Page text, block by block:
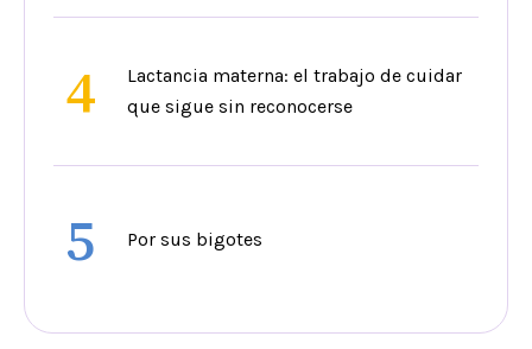
4
Lactancia materna: el trabajo de cuidar
que sigue sin reconocerse
5 Por sus bigotes